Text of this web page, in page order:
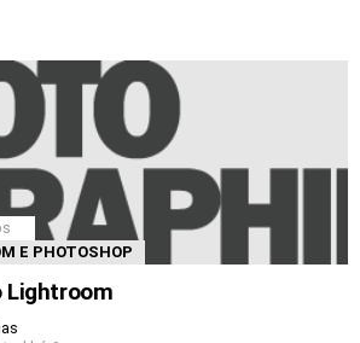
E PHOTOSHOP
Lightroom